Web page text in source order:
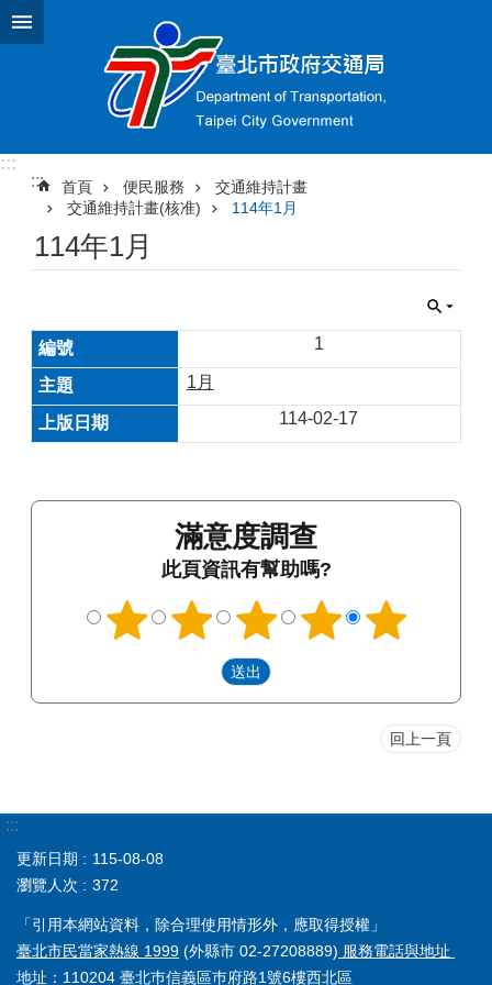
跳到主要內容區塊
:::
:::
首頁 便民服務
交通維持計畫
交通維持計畫(核准)
114年1月
114年1月
1
1月
114-02-17
滿意度調查
此頁資訊有幫助嗎?
回上一頁
:::
更新日期
115-08-08
瀏覽人次
372
「引用本網站資料，除合理使用情形外，應取得授權」
臺北市民當家熱線 1999 (外縣市 02-27208889) 服務電話與地址
地址：110204 臺北巿信義區巿府路1號6樓西北區